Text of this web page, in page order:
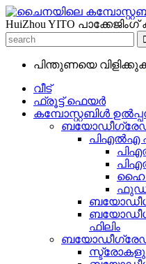
HuiZhou YITO പാക്കേജിംഗ്
പിന്തുണയെ
വീട്
ഫ്രൂട്ട് ഫെയർ
കമ്പോസ്റ്റബിൾ
പി‌എൽ‌എ
ഹൈ
ഫുഡ്
ഫിലിം